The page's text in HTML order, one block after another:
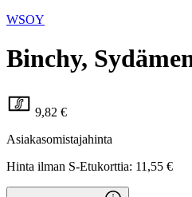
WSOY
Binchy,
9,82 €
Asiakasomistajahinta
Hinta ilman S-Etukorttia: 11,55 €